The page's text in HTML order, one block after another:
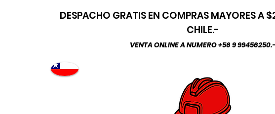
DESPACHO GRATIS EN COMPRAS MAYORES A
CHILE.-
VENTA ONLINE A NUMERO +56 9